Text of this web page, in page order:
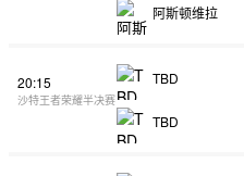
阿斯顿维拉
20:15
沙特王者荣耀半决赛
TBD
TBD